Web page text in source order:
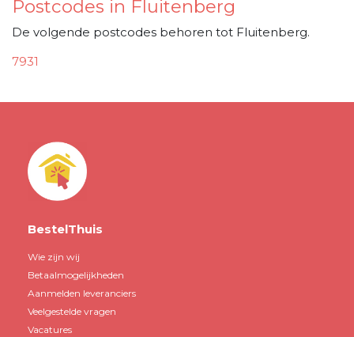
Postcodes in Fluitenberg
De volgende postcodes behoren tot Fluitenberg.
7931
BestelThuis
Wie zijn wij
Betaalmogelijkheden
Aanmelden leveranciers
Veelgestelde vragen
Vacatures